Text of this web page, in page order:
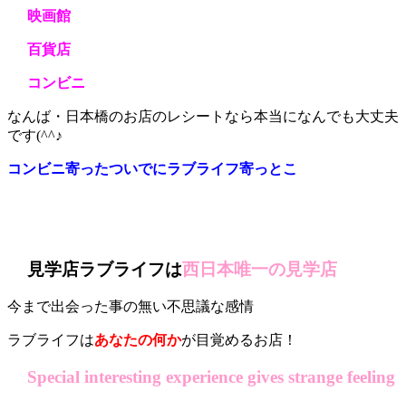
映画館
百貨店
コンビニ
なんば・日本橋のお店のレシートなら本当になんでも大丈夫
です(^^♪
コンビニ寄ったついでにラブライフ寄っとこ
見学店ラブライフは西日本唯一の見学店
今まで出会った事の無い不思議な感情
ラブライフはあなたの何かが目覚めるお店！
Special interesting experience gives strange feeling